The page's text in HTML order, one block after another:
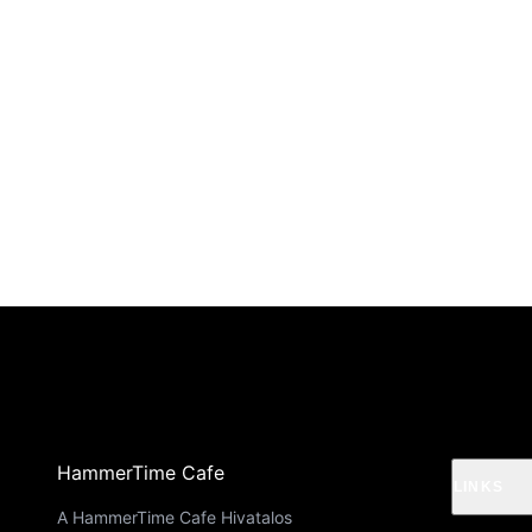
HammerTime Cafe
A HammerTime Cafe Hivatalos